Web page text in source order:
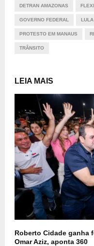
DETRAN AMAZONAS
GOVERNO FEDERAL LULA
PROTESTO EM MANAUS
TRÂNSITO
LEIA MAIS
Roberto Cidade ganha
Omar Aziz, aponta 360